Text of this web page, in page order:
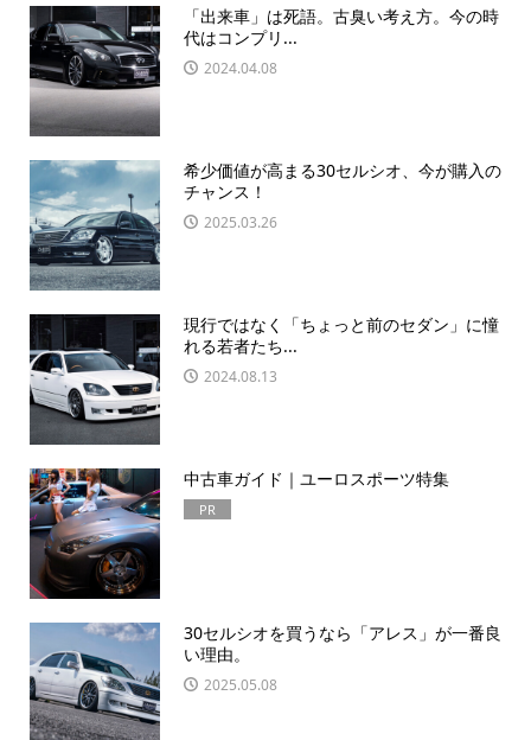
「出来車」は死語。古臭い考え方。今の時
代はコンプリ...
2024.04.08
希少価値が高まる30セルシオ、今が購入の
チャンス！
2025.03.26
現行ではなく「ちょっと前のセダン」に憧
れる若者たち...
2024.08.13
中古車ガイド｜ユーロスポーツ特集
PR
30セルシオを買うなら「アレス」が一番良
い理由。
2025.05.08